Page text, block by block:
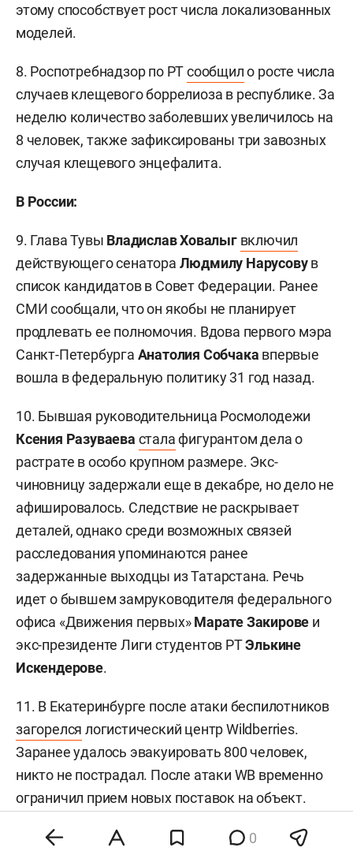
этому способствует рост числа локализованных
моделей.
8. Роспотребнадзор по РТсообщило росте числа
случаев клещевого боррелиоза в республике. За
неделю количество заболевших увеличилось на
8 человек, также зафиксированы три завозных
случая клещевого энцефалита.
В России:
9. Глава Тувы Владислав Ховалыг включил
действующего сенатора Людмилу Нарусовув
список кандидатов в Совет Федерации. Ранее
СМИ сообщали, что он якобы не планирует
продлевать ее полномочия. Вдова первого мэра
Санкт-Петербурга Анатолия Собчака впервые
вошла в федеральную политику 31 год назад.
10. Бывшая руководительница Росмолодежи
Ксения Разуваева стала фигурантом дела о
растрате в особо крупном размере. Экс-
чиновницу задержали еще в декабре, но дело не
афишировалось. Следствие не раскрывает
деталей, однако среди возможных связей
расследования упоминаются ранее
задержанные выходцы из Татарстана. Речь
идет о бывшем замруководителя федерального
офиса «Движения первых»Марате Закирове и
экс-президенте Лиги студентов РТЭлькине
Искендерове.
11. В Екатеринбурге после атаки беспилотников
загорелся логистический центр Wildberries.
Заранее удалось эвакуировать 800 человек,
никто не пострадал. После атаки WB временно
ограничил прием новых поставок на объект.
12. Исполнять обязанности генерального
0